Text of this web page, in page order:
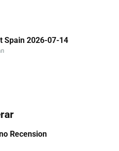
Spain 2026-07-14
Recension